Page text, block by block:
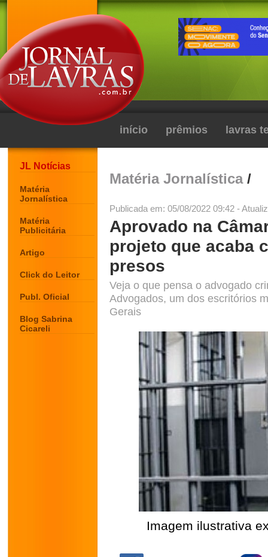
início prêmios lavras
JL Notícias
Matéria
Jornalística
Matéria
Publicitária
Artigo
Click do Leitor
Publ. Oficial
Blog Sabrina
Cicareli
Matéria Jornalística/
Publicada em: 05/08/2022 09:42 -
Aprovado na
projeto que acaba
presos
Veja o que pensa o advogado
Advogados, um dos escritórios
Gerais
Imagem ilustrativa